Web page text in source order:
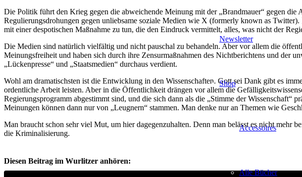
Newsletter
Shop
Accessoires
Alle Bücher
Die Politik führt den Krieg gegen die abweichende Meinung mit der „Brandmauer“ gegen die
Regulierungsdrohungen gegen unliebsame soziale Medien wie X (formerly known as
mit einer despotischen Maßnahme zu tun, die den Eindruck vermittelt, alles, was nicht der
Die Medien sind natürlich vielfältig und nicht pauschal zu behandeln. Aber vor allem die
Meinungsfreiheit und haben sich durch ihre Zensurmaßnahmen des Nichtberichtens und der
„Lückenpresse“ und „Staatsmedien“ durchaus verdient.
Wohl am dramatischsten ist die Entwicklung in den Wissenschaften. Gott sei Dank gibt es
ordentliche Arbeit leisten. Aber in die Öffentlichkeit drängen vor allem die
Regierungsprogramm abgestimmt sind, und die sich dann als die „Stimme der Wissenschaft“
Meinungen können dann nur von „Leugnern“ stammen. Man denke nur an Themen wie
Man braucht schon sehr viel Mut, um hier dagegenzuhalten. Denn man belässt es nicht mehr
die Kriminalisierung.
Diesen Beitrag im Wurlitzer anhören: